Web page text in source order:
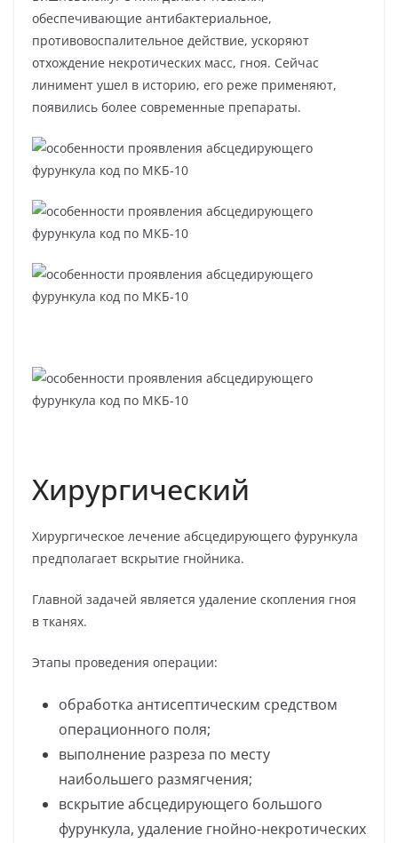
обеспечивающие антибактериальное,
противовоспалительное действие, ускоряют
отхождение некротических масс, гноя. Сейчас
линимент ушел в историю, его реже применяют,
появились более современные препараты.
Хирургический
Хирургическое лечение абсцедирующего фурункула
предполагает вскрытие гнойника.
Главной задачей является удаление скопления гноя
в тканях.
Этапы проведения операции:
обработка антисептическим средством
операционного поля;
выполнение разреза по месту
наибольшего размягчения;
вскрытие абсцедирующего большого
фурункула, удаление гнойно-некротических